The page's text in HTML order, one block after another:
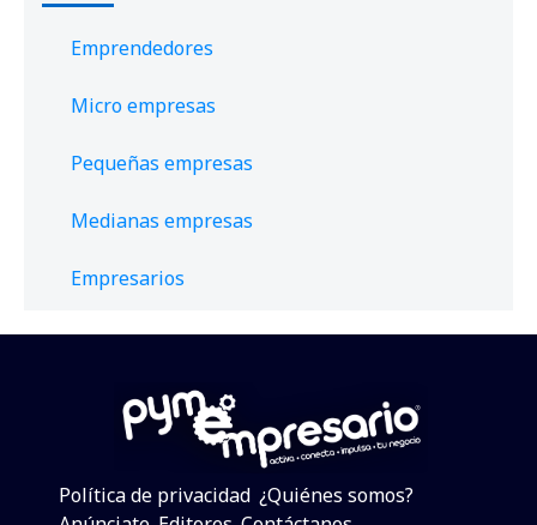
Emprendedores
Micro empresas
Pequeñas empresas
Medianas empresas
Empresarios
Política de privacidad ¿Quiénes somos?